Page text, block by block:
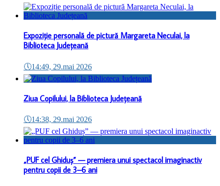
Expoziție personală de pictură Margareta Neculai, la
Biblioteca Județeană
🕔14:49, 29.mai 2026
Ziua Copilului, la Biblioteca Județeană
🕔14:38, 29.mai 2026
„PUF cel Ghiduș” — premiera unui spectacol imaginactiv
pentru copii de 3–6 ani